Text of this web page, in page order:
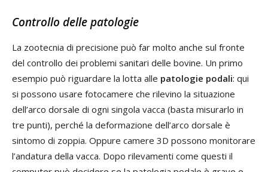
Controllo delle patologie
La zootecnia di precisione può far molto anche sul fronte
del controllo dei problemi sanitari delle bovine. Un primo
esempio può riguardare la lotta alle patologie podali: qui
si possono usare fotocamere che rilevino la situazione
dell’arco dorsale di ogni singola vacca (basta misurarlo in
tre punti), perché la deformazione dell’arco dorsale è
sintomo di zoppia. Oppure camere 3D possono monitorare
l’andatura della vacca. Dopo rilevamenti come questi il